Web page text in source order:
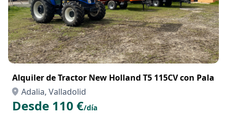
Alquiler de Tractor New Holland T5 115CV con Pala
Adalia, Valladolid
Desde 110 €/día